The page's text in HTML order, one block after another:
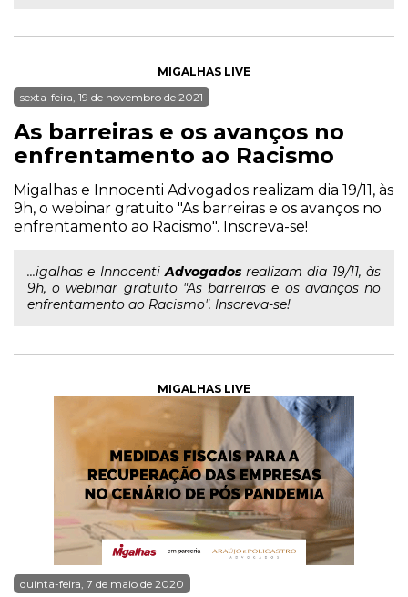
MIGALHAS LIVE
sexta-feira, 19 de novembro de 2021
As barreiras e os avanços no
enfrentamento ao Racismo
Migalhas e Innocenti Advogados realizam dia 19/11, às
9h, o webinar gratuito "As barreiras e os avanços no
enfrentamento ao Racismo". Inscreva-se!
...igalhas e InnocentiAdvogadosrealizam dia 19/11, às
9h, o webinar gratuito "As barreiras e os avanços no
enfrentamento ao Racismo". Inscreva-se!
MIGALHAS LIVE
quinta-feira, 7 de maio de 2020